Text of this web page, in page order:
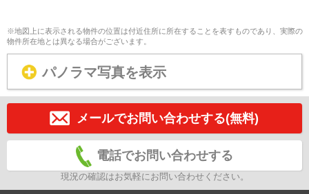
※地図上に表示される物件の位置は付近住所に所在することを表すものであり、実際の
物件所在地とは異なる場合がございます。
パノラマ写真を表示
メールでお問い合わせする(無料)
電話でお問い合わせする
現況の確認はお気軽にお問い合わせください。